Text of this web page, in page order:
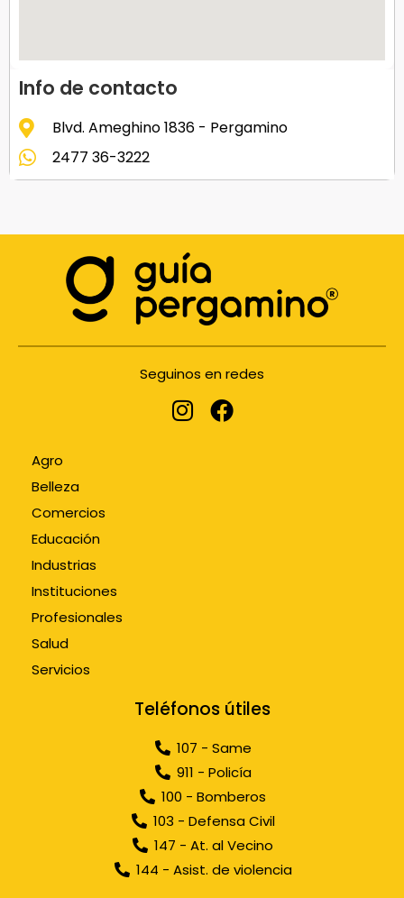
Info de contacto
Blvd. Ameghino 1836 - Pergamino
2477 36-3222
Seguinos en redes
Agro
Belleza
Comercios
Educación
Industrias
Instituciones
Profesionales
Salud
Servicios
Teléfonos útiles
107 - Same
911 - Policía
100 - Bomberos
103 - Defensa Civil
147 - At. al Vecino
144 - Asist. de violencia